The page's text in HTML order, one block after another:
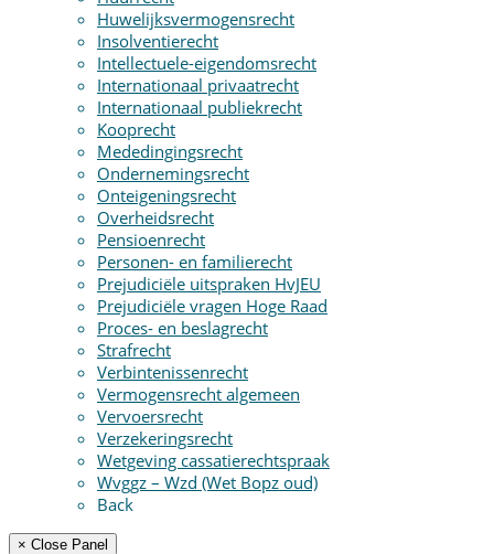
Huwelijksvermogensrecht
Insolventierecht
Intellectuele-eigendomsrecht
Internationaal privaatrecht
Internationaal publiekrecht
Kooprecht
Mededingingsrecht
Ondernemingsrecht
Onteigeningsrecht
Overheidsrecht
Pensioenrecht
Personen- en familierecht
Prejudiciële uitspraken HvJEU
Prejudiciële vragen Hoge Raad
Proces- en beslagrecht
Strafrecht
Verbintenissenrecht
Vermogensrecht algemeen
Vervoersrecht
Verzekeringsrecht
Wetgeving cassatierechtspraak
Wvggz – Wzd (Wet Bopz oud)
Back
× Close Panel